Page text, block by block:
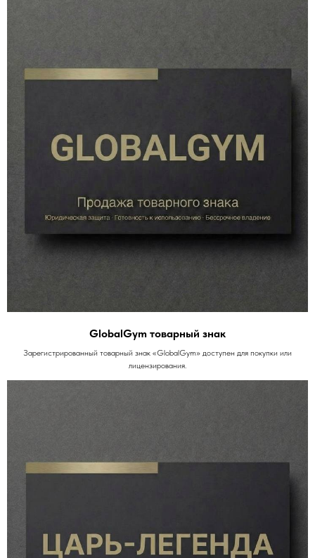
GlobalGym товарный знак
Зарегистрированный товарный знак «GlobalGym» доступен для покупки или
лицензирования.